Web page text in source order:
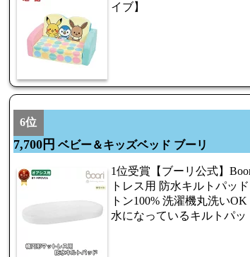
イブ】
6位
7,700円 ベビー＆キッズベッド ブーリ
1位受賞【ブーリ公式】
トレス用 防水キルトパッ
トン100% 洗濯機丸洗い
水になっているキルトパッ